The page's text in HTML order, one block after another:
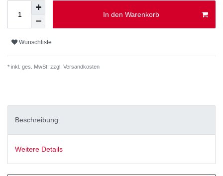
In den Warenkorb
Wunschliste
* inkl. ges. MwSt. zzgl. Versandkosten
Beschreibung
Weitere Details